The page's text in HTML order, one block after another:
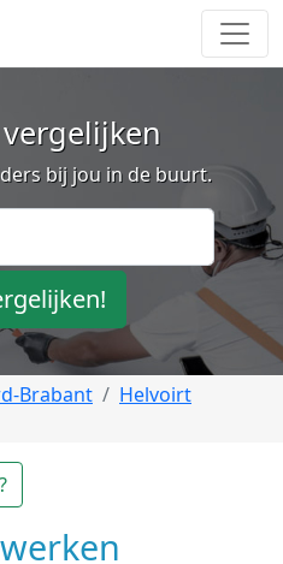
bij jou in de buurt.
Brabant
Helvoirt